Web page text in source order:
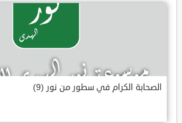
الصحابة الكرام في سطور من نور (9)